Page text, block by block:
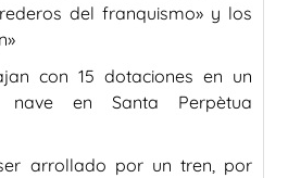
del franquismo» y los
con 15 dotaciones en un
en Santa Perpètua
arrollado por un tren, por